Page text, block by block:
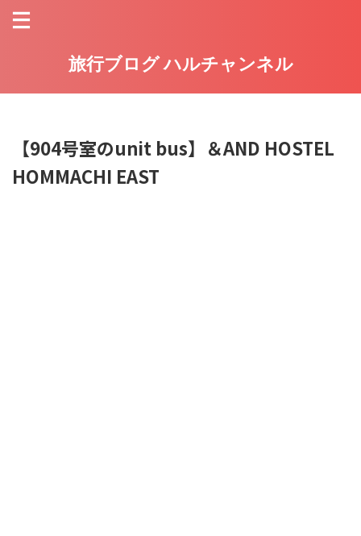
旅行ブログ ハルチャンネル
【904号室のunit bus】＆AND HOSTEL
HOMMACHI EAST